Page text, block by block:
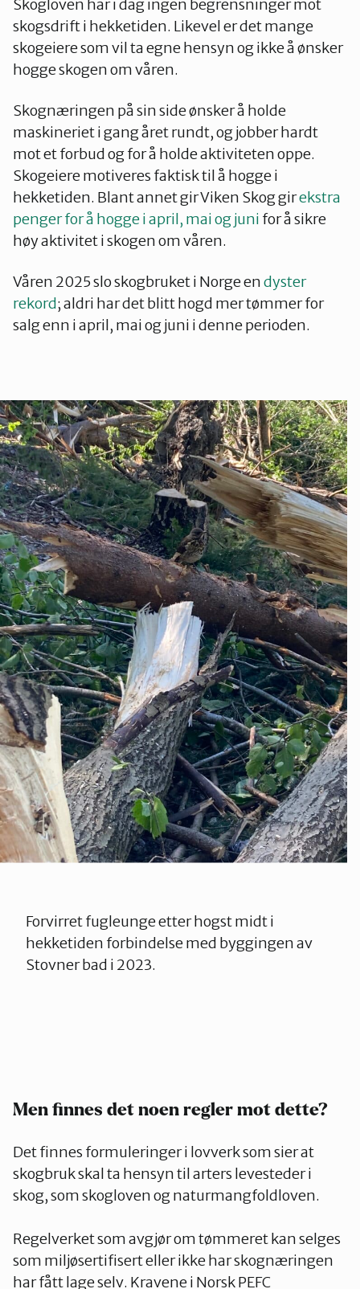
Skogloven har i dag ingen begrensninger mot
skogsdrift i hekketiden. Likevel er det mange
skogeiere som vil ta egne hensyn og ikke å ønsker
hogge skogen om våren.
Skognæringen på sin side ønsker å holde
maskineriet i gang året rundt, og jobber hardt
mot et forbud og for å holde aktiviteten oppe.
Skogeiere motiveres faktisk til å hogge i
hekketiden. Blant annet gir Viken Skog girekstra
penger for å hogge i april, mai og juni for å sikre
høy aktivitet i skogen om våren.
Våren 2025 slo skogbruket i Norge endyster
rekord; aldri har det blitt hogd mer tømmer for
salg enn i april, mai og juni i denne perioden.
Forvirret fugleunge etter hogst midt i
hekketiden forbindelse med byggingen av
Stovner bad i 2023.
Men finnes det noen regler mot dette?
Det finnes formuleringer i lovverk som sier at
skogbruk skal ta hensyn til arters levesteder i
skog, som skogloven og naturmangfoldloven.
Regelverket som avgjør om tømmeret kan selges
som miljøsertifisert eller ikke har skognæringen
har fått lage selv. Kravene i Norsk PEFC